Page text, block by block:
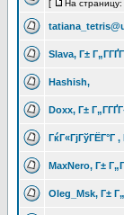
[ На страницу:
Slava, Г±
Hashish,
Doxx, Г±
ГќГ«ГјГўГЁГ°Г ,
MaxNero, Г±
Oleg_Msk, Г±